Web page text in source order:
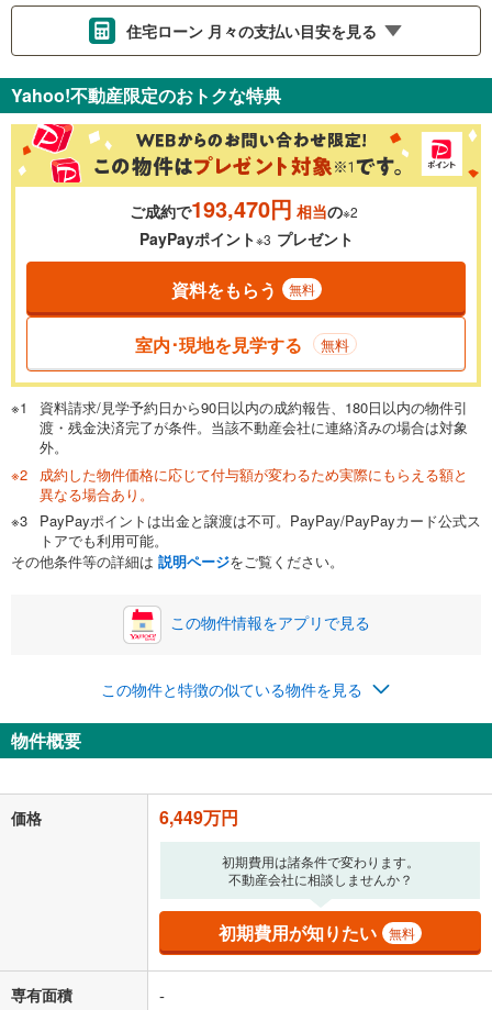
住宅ローン 月々の支払い目安を見る
金利 ％
0.01%
一般的には最長35年まで借り入れ可能です。多くの金融機関
が完済時の年齢は80歳までを条件としています。
閉じる
頭金 万円
0万円 6,449万円
自己資金から住宅購入にかけられる金額を入力してくださ
い。一般的には物件価格の2割までが目安です。
閉じる
ボーナス
万円
0円
ナス時の増額分（1回分）を入力してください。
ボーナス払いの限度額は金融機関によって異なります。
閉じる
月々の返済額
上、ご自身での入力をお願いいたします。初期設定で自動入力されてい
る値は、実際の金融機関等における貸出金利とは何ら関係がなく、実際
の金融機関等における貸出金利を何ら保証するものではありません。返
済方法「元利均等返済」にて算出しております。入力された金利を35年
適用した場合の計算結果を表示しています。
その他月額費用や、初期費用がかかります。ご注意ください。実際にお
借り入れの際は各金融機関等に、必ずご自身でご確認をお願いいたしま
す。
条件によってお借り入れができないことがあります。
Yahoo!不動産限定のおトクな特典
ご成約で193,470円 相当の※2
PayPayポイント※3 プレゼント
資料をもらう 無料
室内･現地を見学する 無料
資料請求/見学予約日から90日以内の成約報告、180日以内の物件引
渡・残金決済完了が条件。当該不動産会社に連絡済みの場合は対象
外。
成約した物件価格に応じて付与額が変わるため実際にもらえる額と
異なる場合あり。
PayPayポイントは出金と譲渡は不可。PayPay/PayPayカード公式ス
トアでも利用可能。
その他条件等の詳細は 説明ページをご覧ください。
この物件情報をアプリで見る
この物件と特徴の似ている物件を見る
物件概要
価格 6,449万円
初期費用は諸条件で変わります。
不動産会社に相談しませんか？
初期費用が知りたい 無料
専有面積 -